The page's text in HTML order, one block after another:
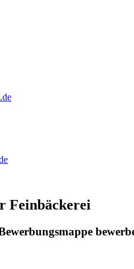
Feinbäckerei